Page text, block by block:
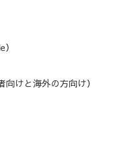
けと海外の方向け）